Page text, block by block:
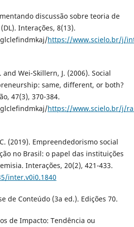
discussão sobre teoria de
Interações, 8(13).
https://www.scielo.br/j/
and Wei-Skillern, J. (2006). Social
same, different, or both?
47(3), 370-384.
https://www.scielo.br/j/
(2019). Empreendedorismo social
no Brasil: o papel das instituições
Interações, 20(2), 421-433.
inter.v0i0.1840
de Conteúdo (3a ed.). Edições 70.
de Impacto: Tendência ou